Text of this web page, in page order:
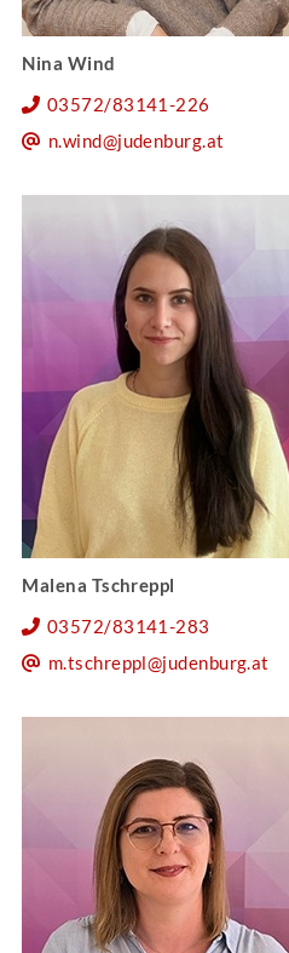
Nina Wind
03572/83141-226
n.wind@judenburg.at
Malena Tschreppl
03572/83141-283
m.tschreppl@judenburg.at